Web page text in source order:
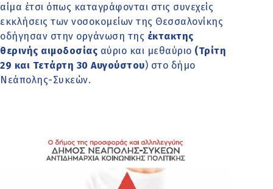
αίμα έτσι όπως καταγράφονται στις συνεχείς
εκκλήσεις των νοσοκομείων της Θεσσαλονίκης
οδήγησαν στην οργάνωση της έκτακτης
θερινής αιμοδοσίας αύριο και μεθαύριο (Τρίτη
29 και Τετάρτη 30 Αυγούστου) στο δήμο
Νεάπολης-Συκεών.